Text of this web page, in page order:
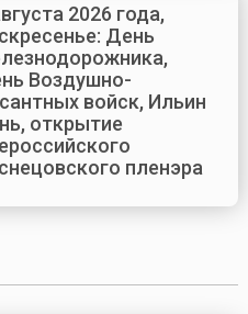
2026 года,
День
Воздушно-
войск, Ильин
открытие
пленэра